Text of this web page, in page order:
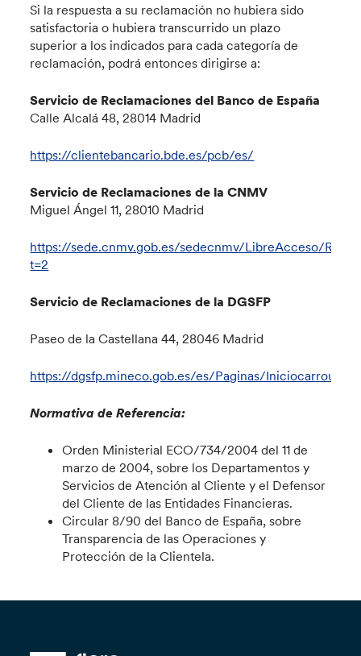
Si la respuesta a su reclamación no hubiera sido
satisfactoria o hubiera transcurrido un plazo
superior a los indicados para cada categoría de
reclamación, podrá entonces dirigirse a:
Servicio de Reclamaciones del Banco de España
Calle Alcalá 48, 28014 Madrid
https://clientebancario.bde.es/pcb/es/
Servicio de Reclamaciones de la CNMV
Miguel Ángel 11, 28010 Madrid
https://sede.cnmv.gob.es/sedecnmv/LibreAcceso/RQC/
t=2
Servicio de Reclamaciones de la DGSFP
Paseo de la Castellana 44, 28046 Madrid
https://dgsfp.mineco.gob.es/es/Paginas/
Normativa de Referencia:
Orden Ministerial ECO/734/2004 del 11 de
marzo de 2004, sobre los Departamentos y
Servicios de Atención al Cliente y el Defensor
del Cliente de las Entidades Financieras.
Circular 8/90 del Banco de España, sobre
Transparencia de las Operaciones y
Protección de la Clientela.